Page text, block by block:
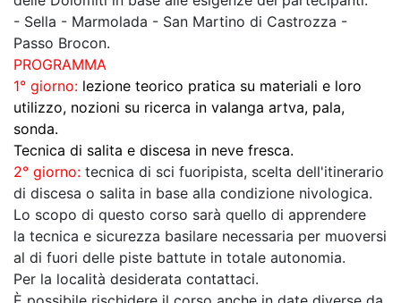
- Sella - Marmolada - San Martino di Castrozza -
Passo Brocon.
PROGRAMMA
1° giorno: lezione teorico pratica su materiali e loro
utilizzo, nozioni su ricerca in valanga artva, pala,
sonda.
Tecnica di salita e discesa in neve fresca.
2° giorno: tecnica di sci fuoripista, scelta dell'itinerario
di discesa o salita in base alla condizione nivologica.
Lo scopo di questo corso sarà quello di apprendere
la tecnica e sicurezza basilare necessaria per muoversi
al di fuori delle piste battute in totale autonomia.
Per la località desiderata contattaci.